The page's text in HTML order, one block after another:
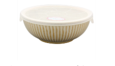
汁椀・漆器
箸
ガラス